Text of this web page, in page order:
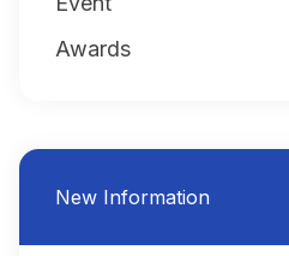
Awards
New Information